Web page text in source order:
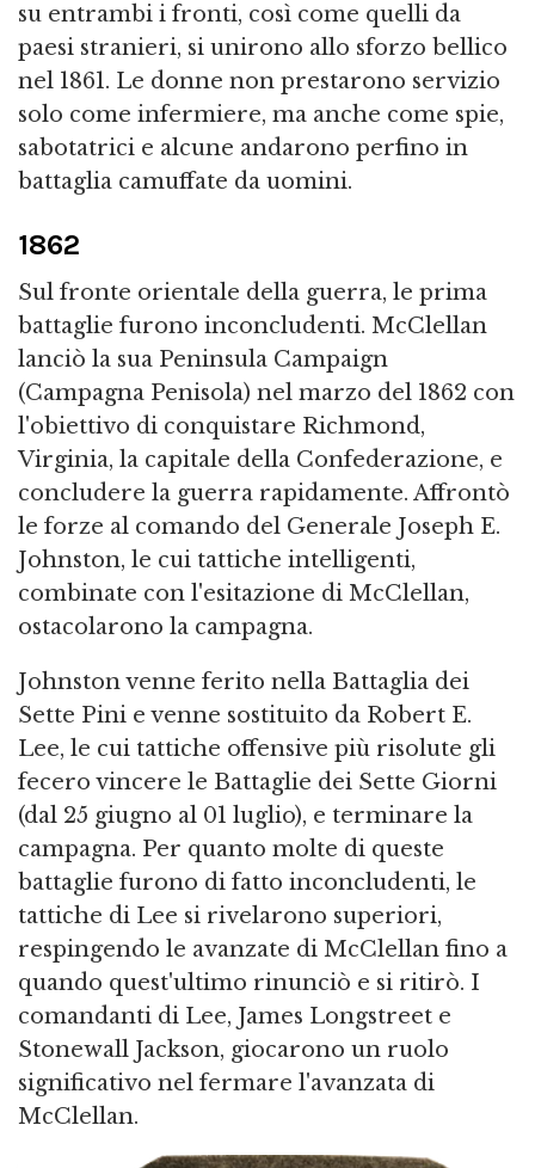
su entrambi i fronti, così come quelli da
paesi stranieri, si unirono allo sforzo bellico
nel 1861. Le donne non prestarono servizio
solo come infermiere, ma anche come spie,
sabotatrici e alcune andarono perfino in
battaglia camuffate da uomini.
1862
Sul fronte orientale della guerra, le prima
battaglie furono inconcludenti. McClellan
lanciò la sua Peninsula Campaign
(Campagna Penisola) nel marzo del 1862 con
l'obiettivo di conquistare Richmond,
Virginia, la capitale della Confederazione, e
concludere la guerra rapidamente. Affrontò
le forze al comando del Generale Joseph E.
Johnston, le cui tattiche intelligenti,
combinate con l'esitazione di McClellan,
ostacolarono la campagna.
Johnston venne ferito nella Battaglia dei
Sette Pini e venne sostituito da Robert E.
Lee, le cui tattiche offensive più risolute gli
fecero vincere le Battaglie dei Sette Giorni
(dal 25 giugno al 01 luglio), e terminare la
campagna. Per quanto molte di queste
battaglie furono di fatto inconcludenti, le
tattiche di Lee si rivelarono superiori,
respingendo le avanzate di McClellan fino a
quando quest'ultimo rinunciò e si ritirò. I
comandanti di Lee, James Longstreet e
Stonewall Jackson, giocarono un ruolo
significativo nel fermare l'avanzata di
McClellan.